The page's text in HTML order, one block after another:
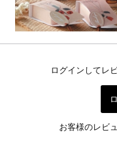
ログインしてレ
お客様のレビ